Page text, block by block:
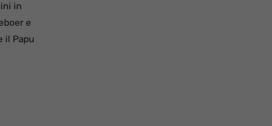
in
e
il Papu